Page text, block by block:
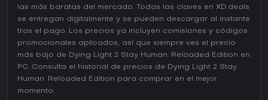
las más baratas del mercado. Todas las claves en XD.deals
se entregan digitalmente y se pueden descargar al instante
tras el pago. Los precios ya incluyen comisiones y códigos
promocionales aplicados, así que siempre ves el precio
más bajo de Dying Light 2 Stay Human: Reloaded Edition en
PC. Consulta el
historial de precios de Dying Light 2 Stay
Human: Reloaded Edition para comprar en el mejor
momento.